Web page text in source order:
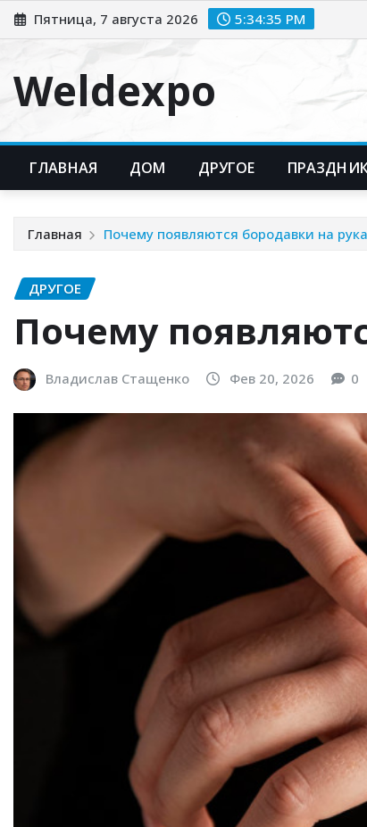
Перейти
к
Пятница, 7 августа 2026 5:34:36 PM
Weldexpo
ГЛАВНАЯ ДОМ ДРУГОЕ
Главная Почему появляются бородавки на
ДРУГОЕ
Почему
Владислав Стащенко Фев 20, 2026 0